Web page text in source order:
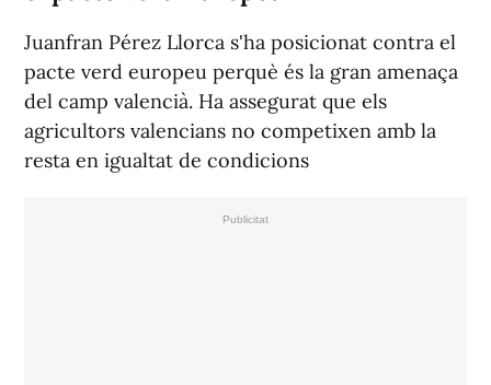
Juanfran Pérez Llorca s'ha posicionat contra el
pacte verd europeu perquè és la gran amenaça
del camp valencià. Ha assegurat que els
agricultors valencians no competixen amb la
resta en igualtat de condicions